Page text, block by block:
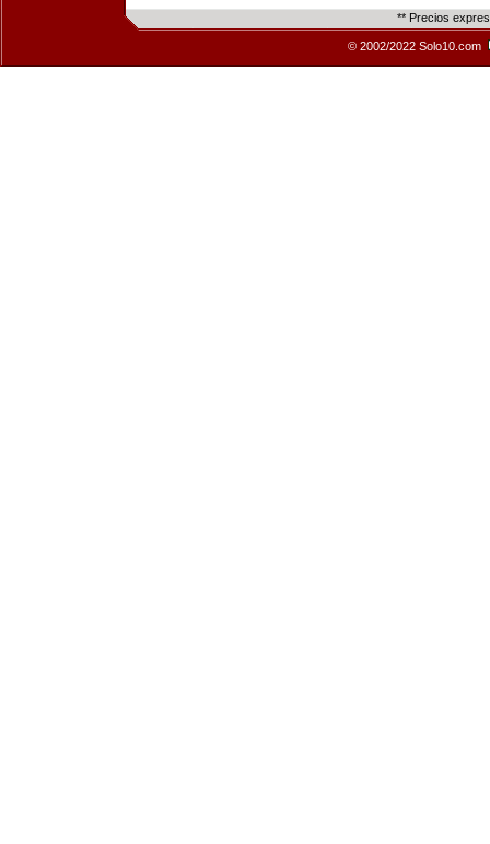
** Precios
© 2002/2022 Solo10.com